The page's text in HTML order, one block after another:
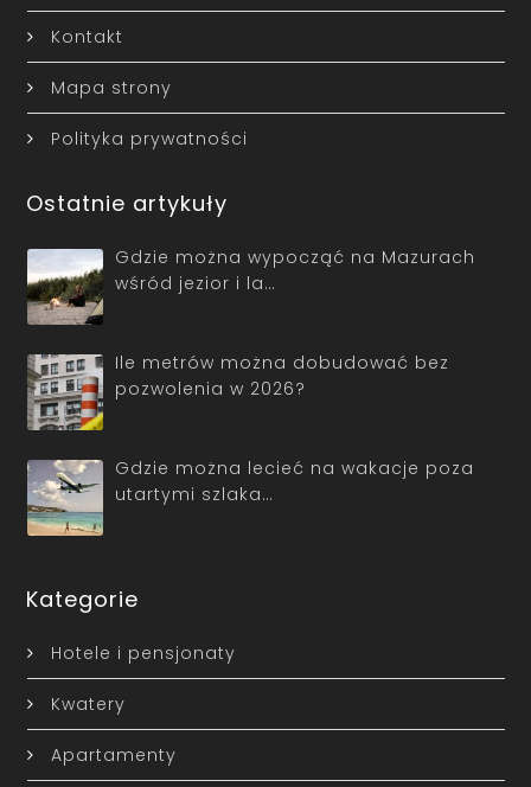
Kontakt
Mapa strony
Polityka prywatności
Ostatnie artykuły
Gdzie można wypocząć na Mazurach
wśród jezior i la…
Ile metrów można dobudować bez
pozwolenia w 2026?
Gdzie można lecieć na wakacje poza
utartymi szlaka…
Kategorie
Hotele i pensjonaty
Kwatery
Apartamenty